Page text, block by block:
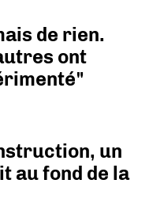
de rien.
ont
un
au fond de la